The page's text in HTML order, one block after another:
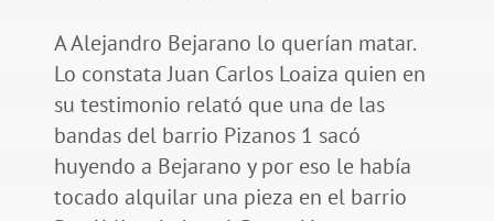
A Alejandro Bejarano lo querían matar.
Lo constata Juan Carlos Loaiza quien en
su testimonio relató que una de las
bandas del barrio Pizanos 1 sacó
huyendo a Bejarano y por eso le había
tocado alquilar una pieza en el barrio